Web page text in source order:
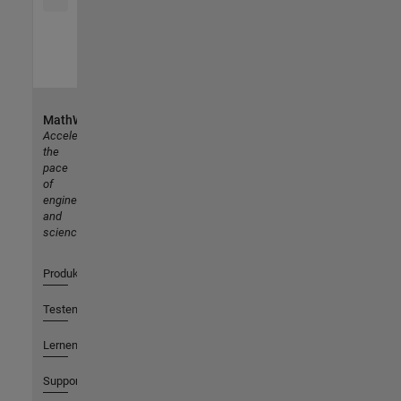
MathWorks
Accelerating
the
pace
of
engineering
and
science
Produkte
Testen oder Kaufen
Lernen
Support